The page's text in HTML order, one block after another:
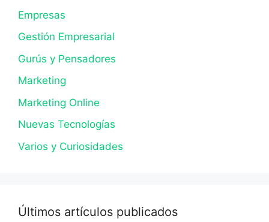
Empresas
Gestión Empresarial
Gurús y Pensadores
Marketing
Marketing Online
Nuevas Tecnologías
Varios y Curiosidades
Últimos artículos publicados